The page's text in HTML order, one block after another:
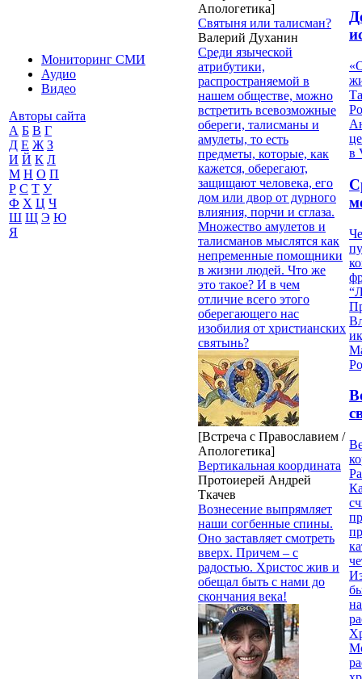
Мониторинг СМИ
Аудио
Видео
Авторы сайта
А Б В Г
Д Е Ж З
И Й К Л
М Н О П
Р С Т У
Ф Х Ц Ч
Ш Щ Э Ю
Я
Апологетика]
Cвятыня или талисман?
Валерий Духанин
Среди языческой
атрибутики,
распространяемой в
нашем обществе, можно
встретить всевозможные
обереги, талисманы и
амулеты, то есть
предметы, которые, как
кажется, оберегают,
защищают человека, его
дом или двор от дурного
влияния, порчи и сглаза.
Множество амулетов и
талисманов мыслятся как
непременные помощники
в жизни людей. Что же
это такое? И в чем
отличие всего этого
оберегающего нас
изобилия от христианских
святынь?
[Встреча с Православием /
Апологетика]
Вертикальная координата
Протоиерей Андрей
Ткачев
Вознесение выпрямляет
наши согбенные спины.
Оно заставляет смотреть
вверх. Причем – с
радостью. Христос жив и
обещал быть с нами до
скончания века!
в